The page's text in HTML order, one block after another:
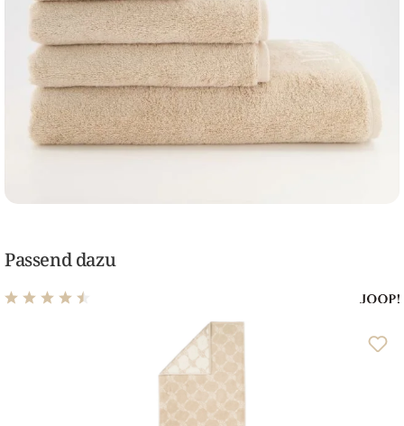
Passend dazu
Durchschnittliche Bewertung von 4.5 von 5 Sternen